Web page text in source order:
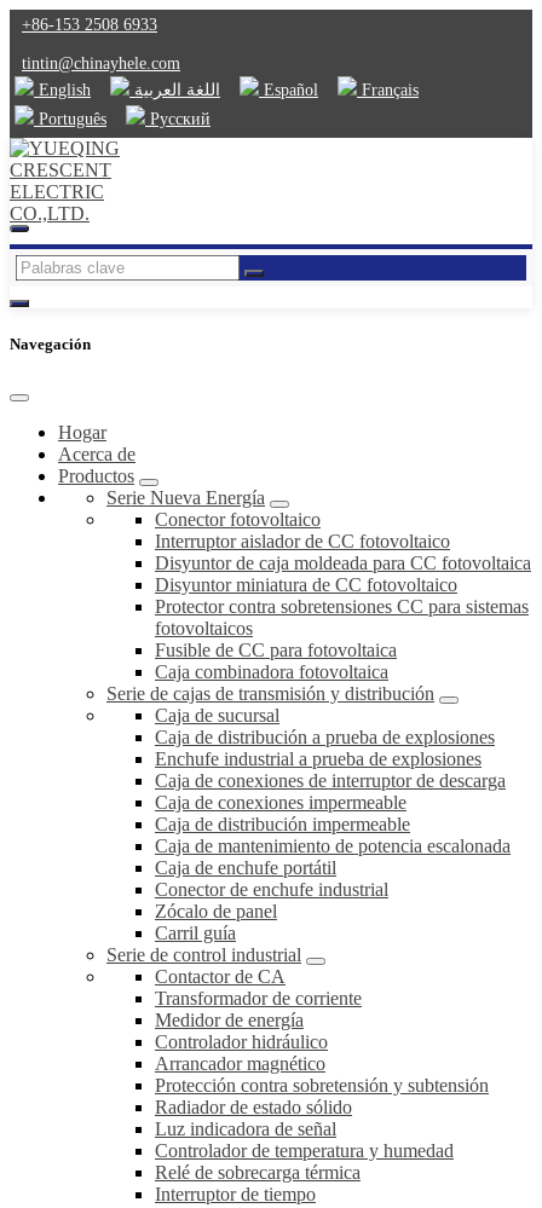
+86-153 2508 6933
tintin@chinayhele.com
English
اللغة العربية Español
Français
Português
Русский
Navegación
Hogar
Acerca de
Productos
Serie Nueva Energía
Conector fotovoltaico
Interruptor aislador de CC fotovoltaico
Disyuntor de caja moldeada para CC fotovoltaica
Disyuntor miniatura de CC fotovoltaico
Protector contra sobretensiones CC para sistemas
fotovoltaicos
Fusible de CC para fotovoltaica
Caja combinadora fotovoltaica
Serie de cajas de transmisión y distribución
Caja de sucursal
Caja de distribución a prueba de explosiones
Enchufe industrial a prueba de explosiones
Caja de conexiones de interruptor de descarga
Caja de conexiones impermeable
Caja de distribución impermeable
Caja de mantenimiento de potencia escalonada
Caja de enchufe portátil
Conector de enchufe industrial
Zócalo de panel
Carril guía
Serie de control industrial
Contactor de CA
Transformador de corriente
Medidor de energía
Controlador hidráulico
Arrancador magnético
Protección contra sobretensión y subtensión
Radiador de estado sólido
Luz indicadora de señal
Controlador de temperatura y humedad
Relé de sobrecarga térmica
Interruptor de tiempo